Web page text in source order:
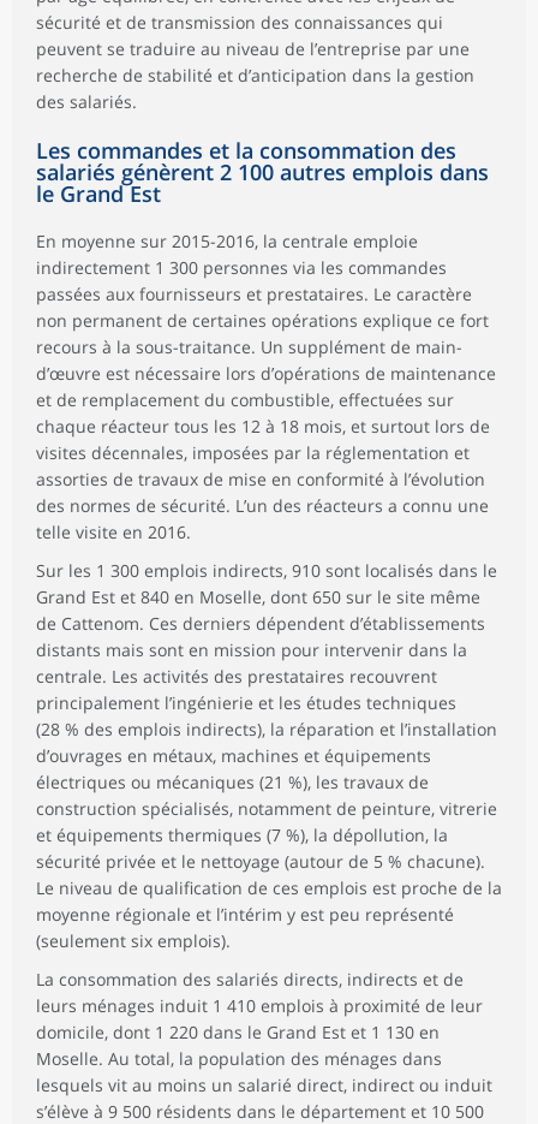
sécurité et de transmission des connaissances qui
peuvent se traduire au niveau de l’entreprise par une
recherche de stabilité et d’anticipation dans la gestion
des salariés.
Les commandes et la consommation des
salariés génèrent 2 100 autres emplois dans
le Grand Est
En moyenne sur 2015-2016, la centrale emploie
indirectement 1 300 personnes via les commandes
passées aux fournisseurs et prestataires. Le caractère
non permanent de certaines opérations explique ce fort
recours à la sous-traitance. Un supplément de main-
d’œuvre est nécessaire lors d’opérations de maintenance
et de remplacement du combustible, effectuées sur
chaque réacteur tous les 12 à 18 mois, et surtout lors de
visites décennales, imposées par la réglementation et
assorties de travaux de mise en conformité à l’évolution
des normes de sécurité. L’un des réacteurs a connu une
telle visite en 2016.
Sur les 1 300 emplois indirects, 910 sont localisés dans le
Grand Est et 840 en Moselle, dont 650 sur le site même
de Cattenom. Ces derniers dépendent d’établissements
distants mais sont en mission pour intervenir dans la
centrale. Les activités des prestataires recouvrent
principalement l’ingénierie et les études techniques
(28 % des emplois indirects), la réparation et l’installation
d’ouvrages en métaux, machines et équipements
électriques ou mécaniques (21 %), les travaux de
construction spécialisés, notamment de peinture, vitrerie
et équipements thermiques (7 %), la dépollution, la
sécurité privée et le nettoyage (autour de 5 % chacune).
Le niveau de qualification de ces emplois est proche de la
moyenne régionale et l’intérim y est peu représenté
(seulement six emplois).
La consommation des salariés directs, indirects et de
leurs ménages induit 1 410 emplois à proximité de leur
domicile, dont 1 220 dans le Grand Est et 1 130 en
Moselle. Au total, la population des ménages dans
lesquels vit au moins un salarié direct, indirect ou induit
s’élève à 9 500 résidents dans le département et 10 500